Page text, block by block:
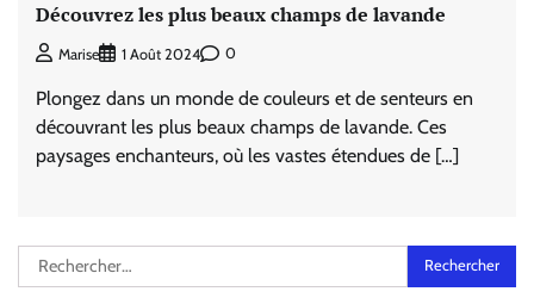
Découvrez les plus beaux champs de lavande
Marise 1 Août 2024 0
Plongez dans un monde de couleurs et de senteurs en
découvrant les plus beaux champs de lavande. Ces
paysages enchanteurs, où les vastes étendues de […]
Rechercher :